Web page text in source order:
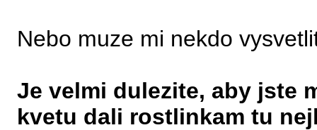
Nebo muze mi nekdo
Je velmi dulezite, aby jste
kvetu dali rostlinkam tu